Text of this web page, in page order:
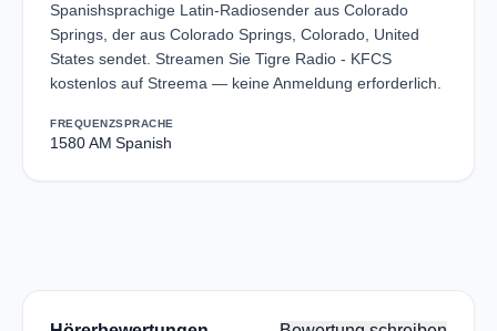
Spanishsprachige Latin-Radiosender aus Colorado
Springs, der aus Colorado Springs, Colorado, United
States sendet. Streamen Sie Tigre Radio - KFCS
kostenlos auf Streema — keine Anmeldung erforderlich.
FREQUENZ
1580 AM
SPRACHE
Spanish